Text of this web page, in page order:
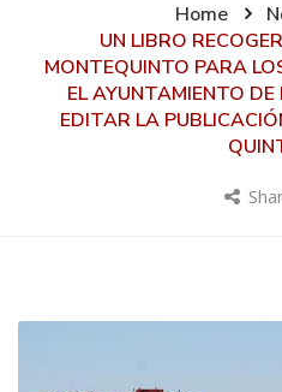
Home
UN LIBRO
MONTEQUINTO PARA
EL AYUNTAMIENTO
EDITAR LA